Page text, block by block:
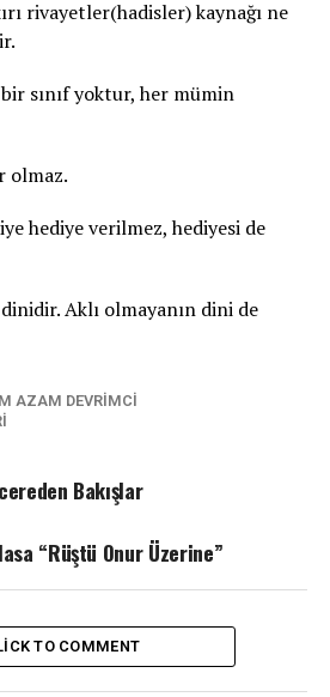
rivayetler(hadisler) kaynağı ne
sınıf yoktur, her mümin
olmaz.
hediye verilmez, hediyesi de
Aklı olmayanın dini de
AZAM DEVRIMCI
Bakışlar
“Rüştü Onur Üzerine”
TO COMMENT